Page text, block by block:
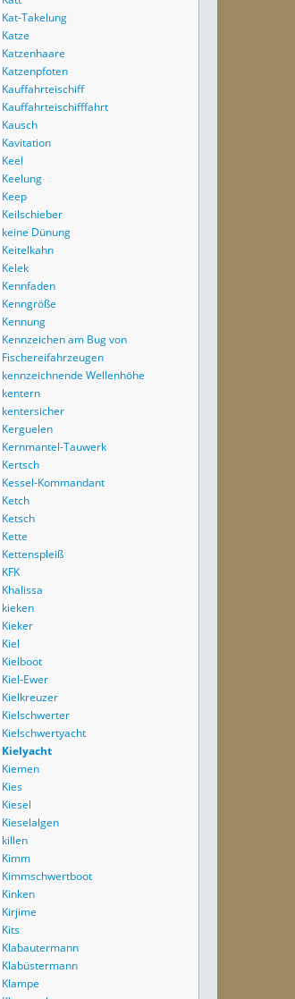
Kat-Takelung
Katze
Katzenhaare
Katzenpfoten
Kauffahrteischiff
Kauffahrteischifffahrt
Kausch
Kavitation
Keel
Keelung
Keep
Keilschieber
keine Dünung
Keitelkahn
Kelek
Kennfaden
Kenngröße
Kennung
Kennzeichen am Bug von
Fischereifahrzeugen
kennzeichnende Wellenhöhe
kentern
kentersicher
Kerguelen
Kernmantel-Tauwerk
Kertsch
Kessel-Kommandant
Ketch
Ketsch
Kette
Kettenspleiß
KFK
Khalissa
kieken
Kieker
Kiel
Kielboot
Kiel-Ewer
Kielkreuzer
Kielschwerter
Kielschwertyacht
Kielyacht
Kiemen
Kies
Kiesel
Kieselalgen
killen
Kimm
Kimmschwertboot
Kinken
Kirjime
Kits
Klabautermann
Klabüstermann
Klampe